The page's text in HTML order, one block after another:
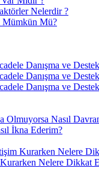
Nelerdir ?
Mümkün Mü?
Danışma ve
Danışma ve
Danışma ve
Olmuyorsa Nasıl
İkna Ederim?
Kurarken Nelere
Nelere Dikkat